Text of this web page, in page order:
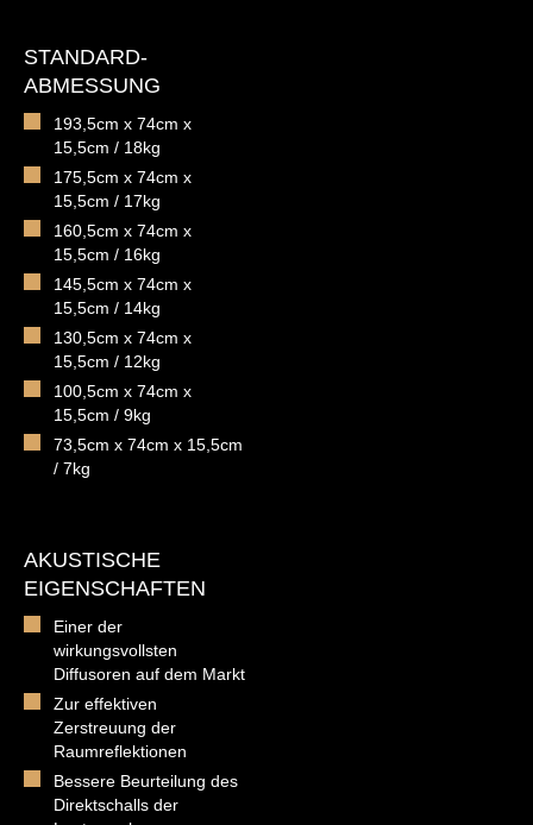
STANDARD-
ABMESSUNG
193,5cm x 74cm x
15,5cm / 18kg
175,5cm x 74cm x
15,5cm / 17kg
160,5cm x 74cm x
15,5cm / 16kg
145,5cm x 74cm x
15,5cm / 14kg
130,5cm x 74cm x
15,5cm / 12kg
100,5cm x 74cm x
15,5cm / 9kg
73,5cm x 74cm x 15,5cm
/ 7kg
AKUSTISCHE
EIGENSCHAFTEN
Einer der
wirkungsvollsten
Diffusoren auf dem Markt
Zur effektiven
Zerstreuung der
Raumreflektionen
Bessere Beurteilung des
Direktschalls der